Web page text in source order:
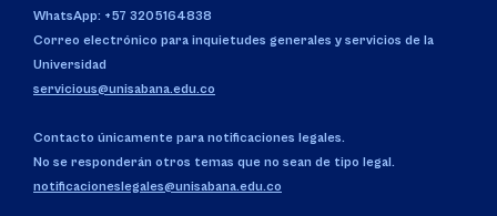
WhatsApp: +57 3205164838
Correo electrónico para inquietudes generales y servicios de la
Universidad
servicious@unisabana.edu.co
Contacto únicamente para notificaciones legales.
No se responderán otros temas que no sean de tipo legal.
notificacioneslegales@unisabana.edu.co